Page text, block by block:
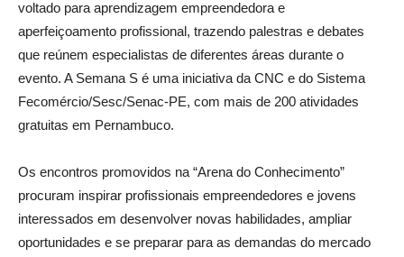
voltado para aprendizagem empreendedora e
aperfeiçoamento profissional, trazendo palestras e debates
que reúnem especialistas de diferentes áreas durante o
evento. A Semana S é uma iniciativa da CNC e do Sistema
Fecomércio/Sesc/Senac-PE, com mais de 200 atividades
gratuitas em Pernambuco.
Os encontros promovidos na “Arena do Conhecimento”
procuram inspirar profissionais empreendedores e jovens
interessados em desenvolver novas habilidades, ampliar
oportunidades e se preparar para as demandas do mercado